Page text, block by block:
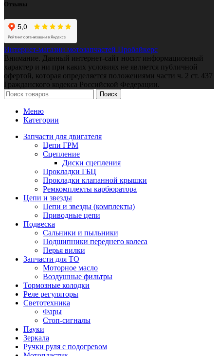
Отзывы
Интернет-магазин мотозапчастей Пробайкерс
Внимание. Данный интернет-сайт носит информационный
характер и ни при каких условиях не является публичной
офертой, которая определяется положениями части ч. 2 ст. 437
Гражданского кодекса Российской Федерации.
Поиск
Меню
Категории
Запчасти для двигателя
Цепи ГРМ
Сцепление
Диски сцепления
Прокладки ГБЦ
Прокладки клапанной крышки
Ремкомплекты карбюратора
Цепи и звезды
Цепи и звезды (комплекты)
Приводные цепи
Подвеска
Сальники и пыльники
Подшипники переднего колеса
Перья вилки
Запчасти для ТО
Моторное масло
Воздушные фильтры
Тормозные колодки
Реле регуляторы
Cветотехника
Фары
Стоп-сигналы
Пауки
Зеркала
Ручки руля с подогревом